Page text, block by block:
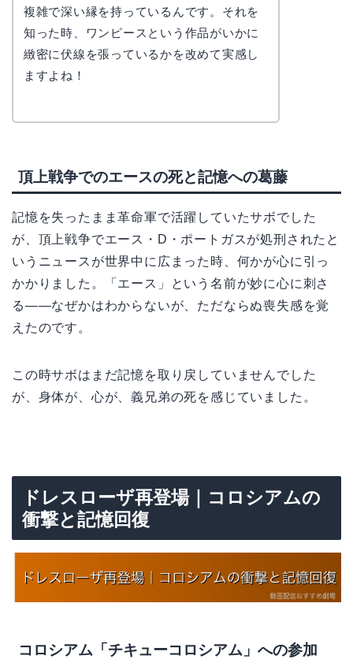
複雑で深い縁を持っているんです。それを
知った時、ワンピースという作品がいかに
緻密に伏線を張っているかを改めて実感し
ますよね！
頂上戦争でのエースの死と記憶への葛藤
記憶を失ったまま革命軍で活躍していたサボでした
が、頂上戦争でエース・D・ポートガスが処刑されたと
いうニュースが世界中に広まった時、何かが心に引っ
かかりました。「エース」という名前が妙に心に刺さ
る——なぜかはわからないが、ただならぬ喪失感を覚
えたのです。
この時サボはまだ記憶を取り戻していませんでした
が、身体が、心が、義兄弟の死を感じていました。
ドレスローザ再登場｜コロシアムの
衝撃と記憶回復
コロシアム「チキューコロシアム」への参加